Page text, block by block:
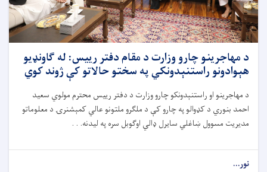
د مهاجرینو چارو وزارت د مقام دفتر رییس: له ګاونډیو
هېوادونو راستنېدونکي په سختو حالاتو کې ژوند کوي
د مهاجرینو او راستنېدونکو چارو وزارت د دفتر رییس محترم مولوي سعید
احمد بنوري د کډوالو په چارو کې د ملګرو ملتونو عالي کمېشنرۍ د معلوماتو
مدیریت مسوول ښاغلي سایرل ډالي اوګوبل سره په لیدنه. . .
نور...